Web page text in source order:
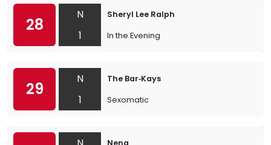
28
N
1
Sheryl Lee Ralph
In the Evening
29
N
1
The Bar‐Kays
Sexomatic
Nena